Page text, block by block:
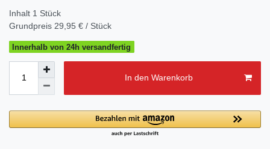
Inhalt 1 Stück
Grundpreis 29,95 € / Stück
Innerhalb von 24h versandfertig
In den Warenkorb